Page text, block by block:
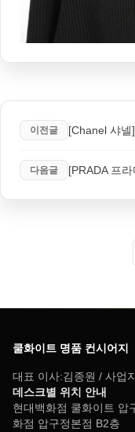
이전글 [Chanel 샤넬
다음글 [PRADA 프
쿨화이트 명품 컨시어지
대표 이사:김종원 / 사업
데스크별 위치 안내
현대백화점 쿨화이트 압
화점 압구정본점 B2층